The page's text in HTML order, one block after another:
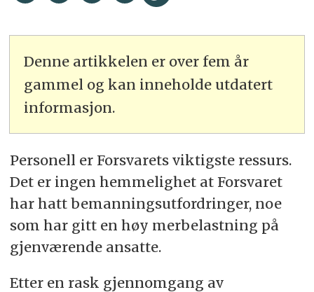
Denne artikkelen er over fem år
gammel og kan inneholde utdatert
informasjon.
Personell er Forsvarets viktigste ressurs.
Det er ingen hemmelighet at Forsvaret
har hatt bemanningsutfordringer, noe
som har gitt en høy merbelastning på
gjenværende ansatte.
Etter en rask gjennomgang av